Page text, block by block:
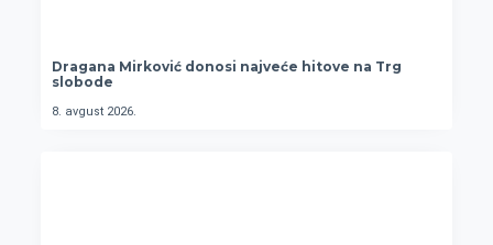
Dragana Mirković donosi najveće hitove na Trg
slobode
8. avgust 2026.